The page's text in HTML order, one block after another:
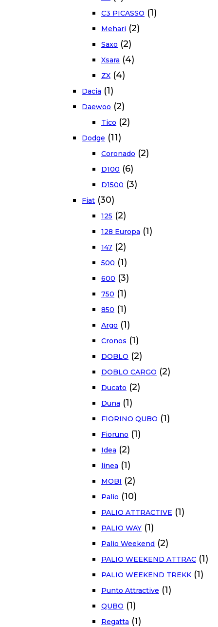
C3 PICASSO (1)
Mehari (2)
Saxo (2)
Xsara (4)
ZX (4)
Dacia (1)
Daewoo (2)
Tico (2)
Dodge (11)
Coronado (2)
D100 (6)
D1500 (3)
Fiat (30)
125 (2)
128 Europa (1)
147 (2)
500 (1)
600 (3)
750 (1)
850 (1)
Argo (1)
Cronos (1)
DOBLO (2)
DOBLO CARGO (2)
Ducato (2)
Duna (1)
FIORINO QUBO (1)
Fioruno (1)
Idea (2)
linea (1)
MOBI (2)
Palio (10)
PALIO ATTRACTIVE (1)
PALIO WAY (1)
Palio Weekend (2)
PALIO WEEKEND ATTRAC (1)
PALIO WEEKEND TREKK (1)
Punto Attractive (1)
QUBO (1)
Regatta (1)